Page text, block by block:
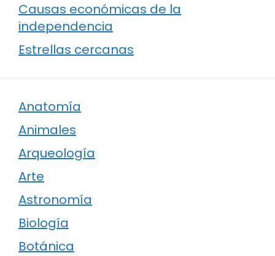
Causas económicas de la
independencia
Estrellas cercanas
Anatomía
Animales
Arqueología
Arte
Astronomía
Biología
Botánica